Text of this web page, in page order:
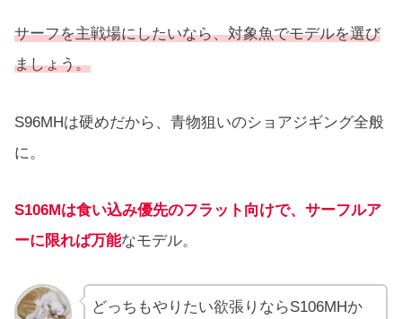
サーフを主戦場にしたいなら、対象魚でモデルを選び
ましょう。
S96MHは硬めだから、青物狙いのショアジギング全般
に。
S106Mは食い込み優先のフラット向けで、サーフルア
ーに限れば万能なモデル。
どっちもやりたい欲張りならS106MHか